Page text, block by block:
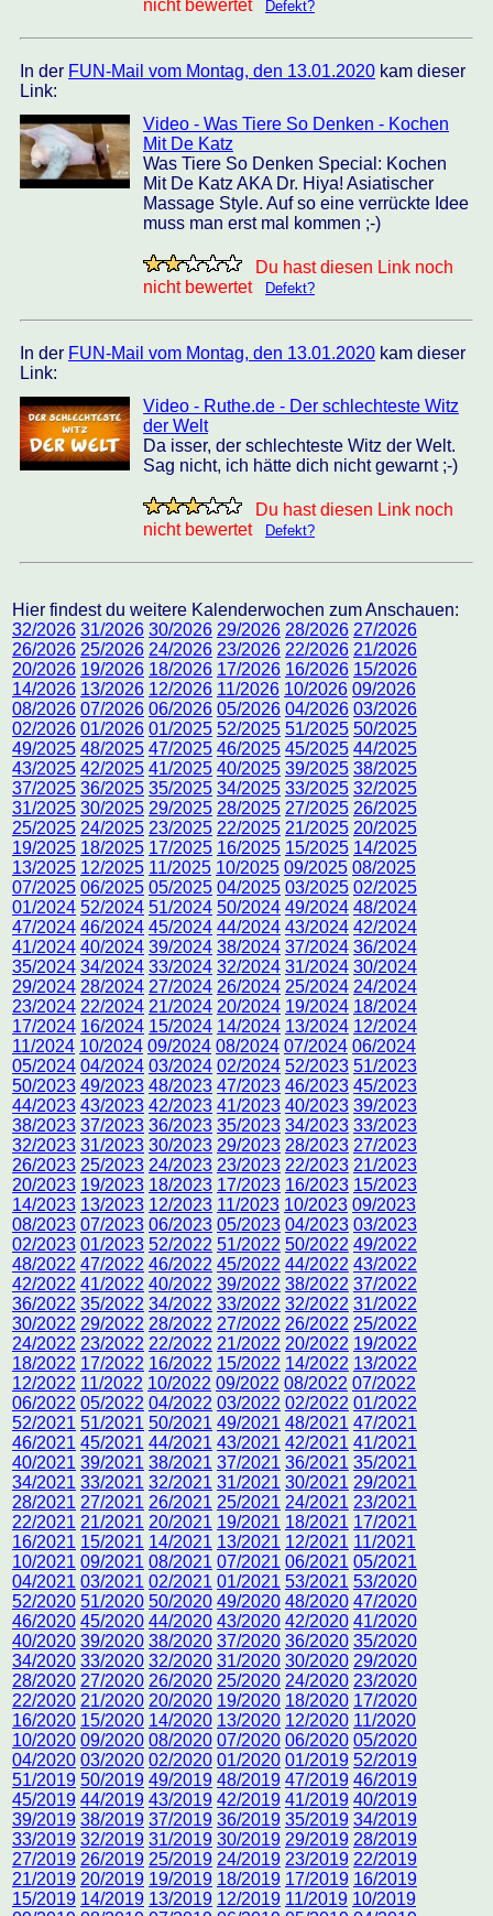
nicht bewertet Defekt?
In der FUN-Mail vom Montag, den 13.01.2020 kam dieser
Link:
Video - Was Tiere So Denken - Kochen
Mit De Katz
Was Tiere So Denken Special: Kochen
Mit De Katz AKA Dr. Hiya! Asiatischer
Massage Style. Auf so eine verrückte Idee
muss man erst mal kommen ;-)
Du hast diesen Link noch
nicht bewertet
Defekt?
In der FUN-Mail vom Montag, den 13.01.2020 kam dieser
Link:
Video - Ruthe.de - Der schlechteste Witz
der Welt
Da isser, der schlechteste Witz der Welt.
Sag nicht, ich hätte dich nicht gewarnt ;-)
Du hast diesen Link noch
nicht bewertet
Defekt?
Hier findest du weitere Kalenderwochen zum Anschauen:
32/2026 31/2026 30/2026 29/2026 28/2026 27/2026
26/2026 25/2026 24/2026 23/2026 22/2026 21/2026
20/2026 19/2026 18/2026 17/2026 16/2026 15/2026
14/2026 13/2026 12/2026 11/2026 10/2026 09/2026
08/2026 07/2026 06/2026 05/2026 04/2026 03/2026
02/2026 01/2026 01/2025 52/2025 51/2025 50/2025
49/2025 48/2025 47/2025 46/2025 45/2025 44/2025
43/2025 42/2025 41/2025 40/2025 39/2025 38/2025
37/2025 36/2025 35/2025 34/2025 33/2025 32/2025
31/2025 30/2025 29/2025 28/2025 27/2025 26/2025
25/2025 24/2025 23/2025 22/2025 21/2025 20/2025
19/2025 18/2025 17/2025 16/2025 15/2025 14/2025
13/2025 12/2025 11/2025 10/2025 09/2025 08/2025
07/2025 06/2025 05/2025 04/2025 03/2025 02/2025
01/2024 52/2024 51/2024 50/2024 49/2024 48/2024
47/2024 46/2024 45/2024 44/2024 43/2024 42/2024
41/2024 40/2024 39/2024 38/2024 37/2024 36/2024
35/2024 34/2024 33/2024 32/2024 31/2024 30/2024
29/2024 28/2024 27/2024 26/2024 25/2024 24/2024
23/2024 22/2024 21/2024 20/2024 19/2024 18/2024
17/2024 16/2024 15/2024 14/2024 13/2024 12/2024
11/2024 10/2024 09/2024 08/2024 07/2024 06/2024
05/2024 04/2024 03/2024 02/2024 52/2023 51/2023
50/2023 49/2023 48/2023 47/2023 46/2023 45/2023
44/2023 43/2023 42/2023 41/2023 40/2023 39/2023
38/2023 37/2023 36/2023 35/2023 34/2023 33/2023
32/2023 31/2023 30/2023 29/2023 28/2023 27/2023
26/2023 25/2023 24/2023 23/2023 22/2023 21/2023
20/2023 19/2023 18/2023 17/2023 16/2023 15/2023
14/2023 13/2023 12/2023 11/2023 10/2023 09/2023
08/2023 07/2023 06/2023 05/2023 04/2023 03/2023
02/2023 01/2023 52/2022 51/2022 50/2022 49/2022
48/2022 47/2022 46/2022 45/2022 44/2022 43/2022
42/2022 41/2022 40/2022 39/2022 38/2022 37/2022
36/2022 35/2022 34/2022 33/2022 32/2022 31/2022
30/2022 29/2022 28/2022 27/2022 26/2022 25/2022
24/2022 23/2022 22/2022 21/2022 20/2022 19/2022
18/2022 17/2022 16/2022 15/2022 14/2022 13/2022
12/2022 11/2022 10/2022 09/2022 08/2022 07/2022
06/2022 05/2022 04/2022 03/2022 02/2022 01/2022
52/2021 51/2021 50/2021 49/2021 48/2021 47/2021
46/2021 45/2021 44/2021 43/2021 42/2021 41/2021
40/2021 39/2021 38/2021 37/2021 36/2021 35/2021
34/2021 33/2021 32/2021 31/2021 30/2021 29/2021
28/2021 27/2021 26/2021 25/2021 24/2021 23/2021
22/2021 21/2021 20/2021 19/2021 18/2021 17/2021
16/2021 15/2021 14/2021 13/2021 12/2021 11/2021
10/2021 09/2021 08/2021 07/2021 06/2021 05/2021
04/2021 03/2021 02/2021 01/2021 53/2021 53/2020
52/2020 51/2020 50/2020 49/2020 48/2020 47/2020
46/2020 45/2020 44/2020 43/2020 42/2020 41/2020
40/2020 39/2020 38/2020 37/2020 36/2020 35/2020
34/2020 33/2020 32/2020 31/2020 30/2020 29/2020
28/2020 27/2020 26/2020 25/2020 24/2020 23/2020
22/2020 21/2020 20/2020 19/2020 18/2020 17/2020
16/2020 15/2020 14/2020 13/2020 12/2020 11/2020
10/2020 09/2020 08/2020 07/2020 06/2020 05/2020
04/2020 03/2020 02/2020 01/2020 01/2019 52/2019
51/2019 50/2019 49/2019 48/2019 47/2019 46/2019
45/2019 44/2019 43/2019 42/2019 41/2019 40/2019
39/2019 38/2019 37/2019 36/2019 35/2019 34/2019
33/2019 32/2019 31/2019 30/2019 29/2019 28/2019
27/2019 26/2019 25/2019 24/2019 23/2019 22/2019
21/2019 20/2019 19/2019 18/2019 17/2019 16/2019
15/2019 14/2019 13/2019 12/2019 11/2019 10/2019